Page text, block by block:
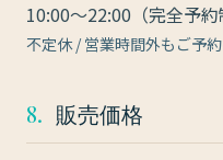
10:00〜22:00（完全予約
不定休 / 営業時間外もご予
8. 販売価格